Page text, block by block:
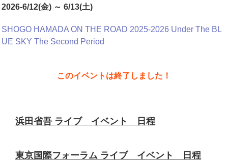
2026-6/12(金) ～ 6/13(土)
SHOGO HAMADA ON THE ROAD 2025-2026 Under The BL
UE SKY The Second Period
このイベントは終了しました！
浜田省吾 ライブ イベント 日程
東京国際フォーラム ライブ イベント 日程